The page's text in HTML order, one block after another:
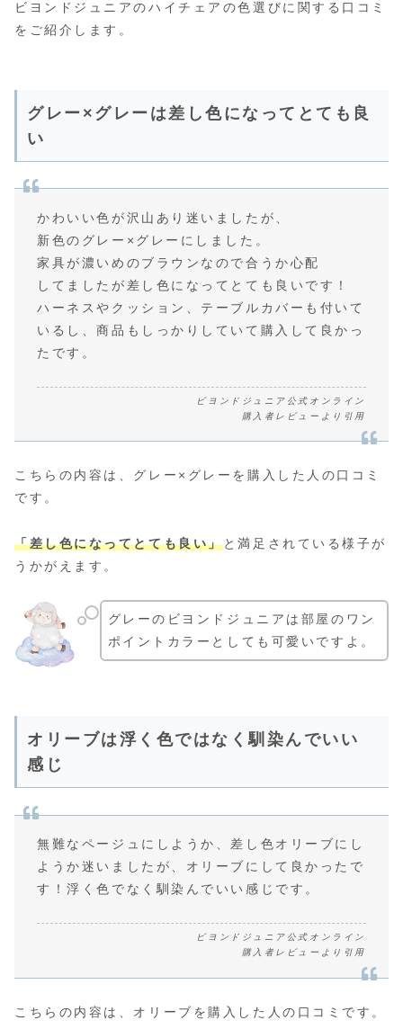
ビヨンドジュニアのハイチェアの色選びに関する口コミ
をご紹介します。
グレー×グレーは差し色になってとても良
い
かわいい色が沢山あり迷いましたが、
新色のグレー×グレーにしました。
家具が濃いめのブラウンなので合うか心配
してましたが差し色になってとても良いです！
ハーネスやクッション、テーブルカバーも付いて
いるし、商品もしっかりしていて購入して良かっ
たです。
ビヨンドジュニア公式オンライン
購入者レビューより引用
こちらの内容は、グレー×グレーを購入した人の口コミ
です。
「差し色になってとても良い」と満足されている様子が
うかがえます。
グレーのビヨンドジュニアは部屋のワン
ポイントカラーとしても可愛いですよ。
オリーブは浮く色ではなく馴染んでいい
感じ
無難なページュにしようか、差し色オリーブにし
ようか迷いましたが、オリーブにして良かったで
す！浮く色でなく馴染んでいい感じです。
ビヨンドジュニア公式オンライン
購入者レビューより引用
こちらの内容は、オリーブを購入した人の口コミです。